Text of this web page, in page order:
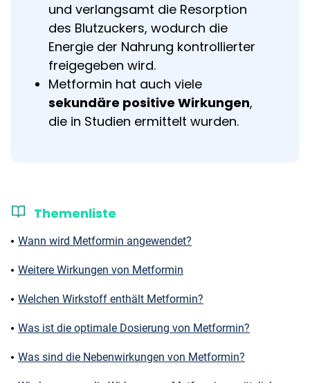
und verlangsamt die Resorption
des Blutzuckers, wodurch die
Energie der Nahrung kontrollierter
freigegeben wird.
Metformin hat auch viele
sekundäre positive Wirkungen,
die in Studien ermittelt wurden.
Themenliste
Wann wird Metformin angewendet?
Weitere Wirkungen von Metformin
Welchen Wirkstoff enthält Metformin?
Was ist die optimale Dosierung von Metformin?
Was sind die Nebenwirkungen von Metformin?